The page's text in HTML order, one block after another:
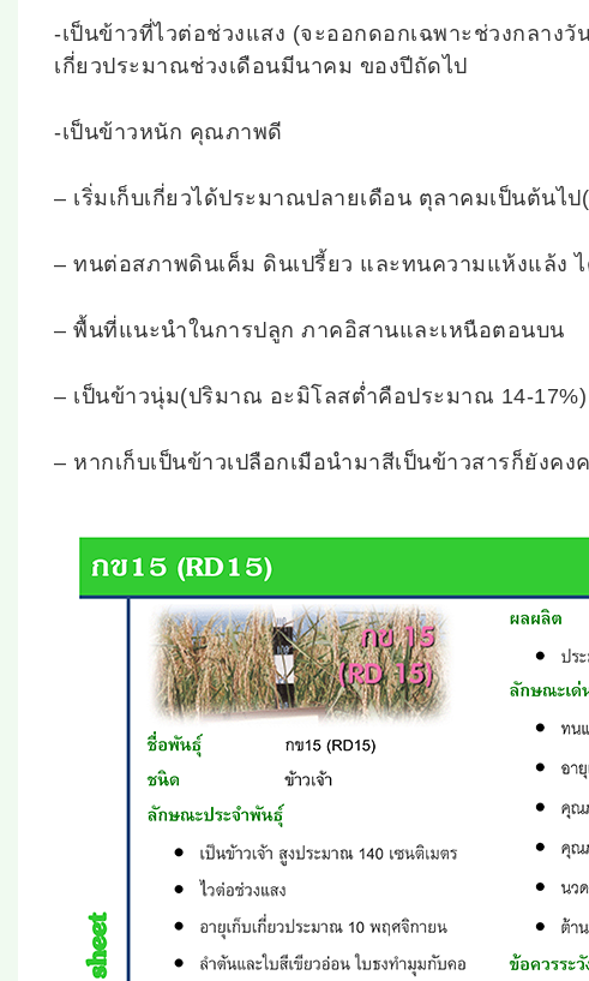
-เป็นข้าวที่ไวต่อช่วงแสง (จะออกดอกเฉพาะช่วงกลา
เกี่ยวประมาณช่วงเดือนมีนาคม ของปีถัดไป
-เป็นข้าวหนัก คุณภาพดี
– เริ่มเก็บเกี่ยวได้ประมาณปลายเดือน ตุลาคมเป็นต้นไ
– ทนต่อสภาพดินเค็ม ดินเปรี้ยว และทนความแห้งแล้ง
– พื้นที่แนะนำในการปลูก ภาคอิสานและเหนือตอนบน
– เป็นข้าวนุ่ม(ปริมาณ อะมิโลสต่ำคือประมาณ 14-
– หากเก็บเป็นข้าวเปลือกเมือนำมาสีเป็นข้าวสารก็ยัง